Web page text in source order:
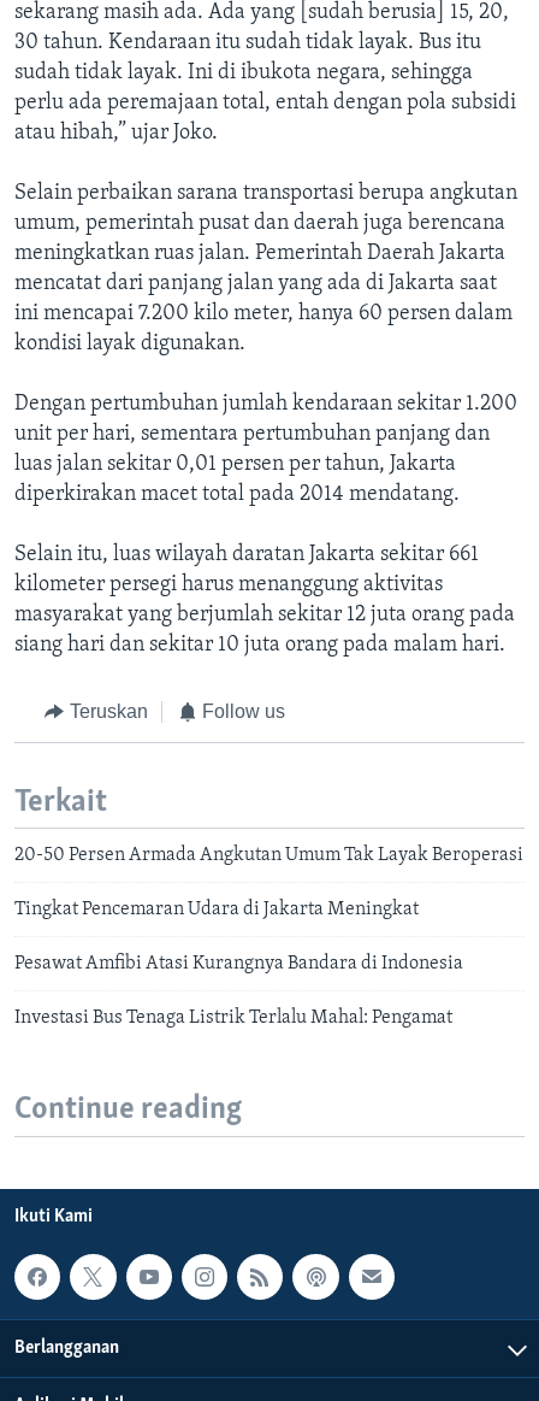
sekarang masih ada. Ada yang [sudah berusia] 15, 20,
30 tahun. Kendaraan itu sudah tidak layak. Bus itu
sudah tidak layak. Ini di ibukota negara, sehingga
perlu ada peremajaan total, entah dengan pola subsidi
atau hibah,” ujar Joko.
Selain perbaikan sarana transportasi berupa angkutan
umum, pemerintah pusat dan daerah juga berencana
meningkatkan ruas jalan. Pemerintah Daerah Jakarta
mencatat dari panjang jalan yang ada di Jakarta saat
ini mencapai 7.200 kilo meter, hanya 60 persen dalam
kondisi layak digunakan.
Dengan pertumbuhan jumlah kendaraan sekitar 1.200
unit per hari, sementara pertumbuhan panjang dan
luas jalan sekitar 0,01 persen per tahun, Jakarta
diperkirakan macet total pada 2014 mendatang.
Selain itu, luas wilayah daratan Jakarta sekitar 661
kilometer persegi harus menanggung aktivitas
masyarakat yang berjumlah sekitar 12 juta orang pada
siang hari dan sekitar 10 juta orang pada malam hari.
Teruskan Follow us
Terkait
20-50 Persen Armada Angkutan Umum Tak Layak Beroperasi
Tingkat Pencemaran Udara di Jakarta Meningkat
Pesawat Amfibi Atasi Kurangnya Bandara di Indonesia
Investasi Bus Tenaga Listrik Terlalu Mahal: Pengamat
Continue reading
Ikuti Kami
Berlangganan